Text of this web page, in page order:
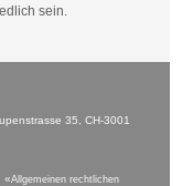
sein.
35, CH-3001
«Allgemeinen rechtlichen